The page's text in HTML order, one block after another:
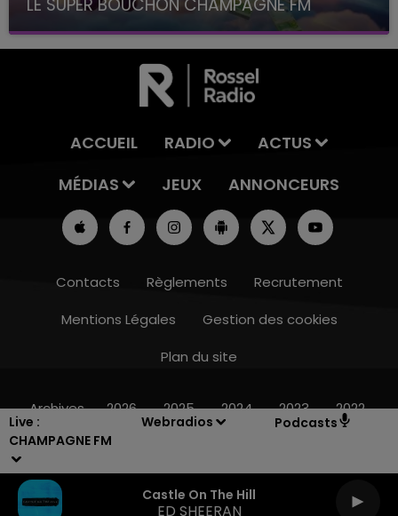
Live :
CHAMPAGNE FM
Webradios Podcasts
Castle On The Hill
ED SHEERAN
10h00 - 14h00
LE SUPER BOUCHON CHAMPAGNE FM
avec La Famille Champagne FM, à 8H10
ACCUEIL RADIO
ACTUS
MÉDIAS
JEUX ANNONCEURS
Contacts Règlements
Recrutement
Mentions Légales
Gestion des cookies
Plan du site
Archives 2026 2025 2024 2023 2022